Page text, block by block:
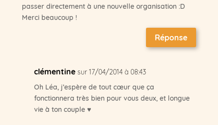
passer directement à une nouvelle organisation :D
Merci beaucoup !
Réponse
clémentine sur 17/04/2014 à 08:43
Oh Léa, j’espère de tout cœur que ça
fonctionnera très bien pour vous deux, et longue
vie à ton couple ♥